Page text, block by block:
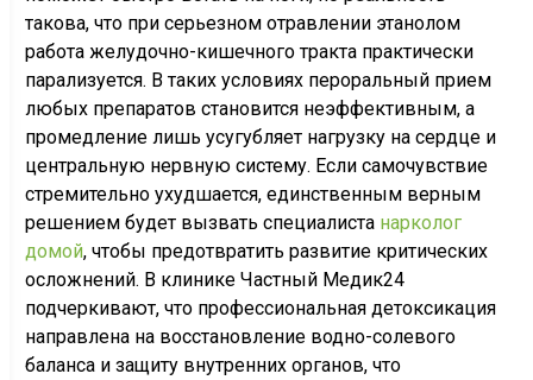
такова, что при серьезном отравлении этанолом
работа желудочно-кишечного тракта практически
парализуется. В таких условиях пероральный прием
любых препаратов становится неэффективным, а
промедление лишь усугубляет нагрузку на сердце и
центральную нервную систему. Если самочувствие
стремительно ухудшается, единственным верным
решением будет вызвать специалиста нарколог
домой, чтобы предотвратить развитие критических
осложнений. В клинике Частный Медик24
подчеркивают, что профессиональная детоксикация
направлена на восстановление водно-солевого
баланса и защиту внутренних органов, что